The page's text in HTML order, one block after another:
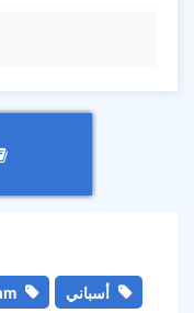
أسباني